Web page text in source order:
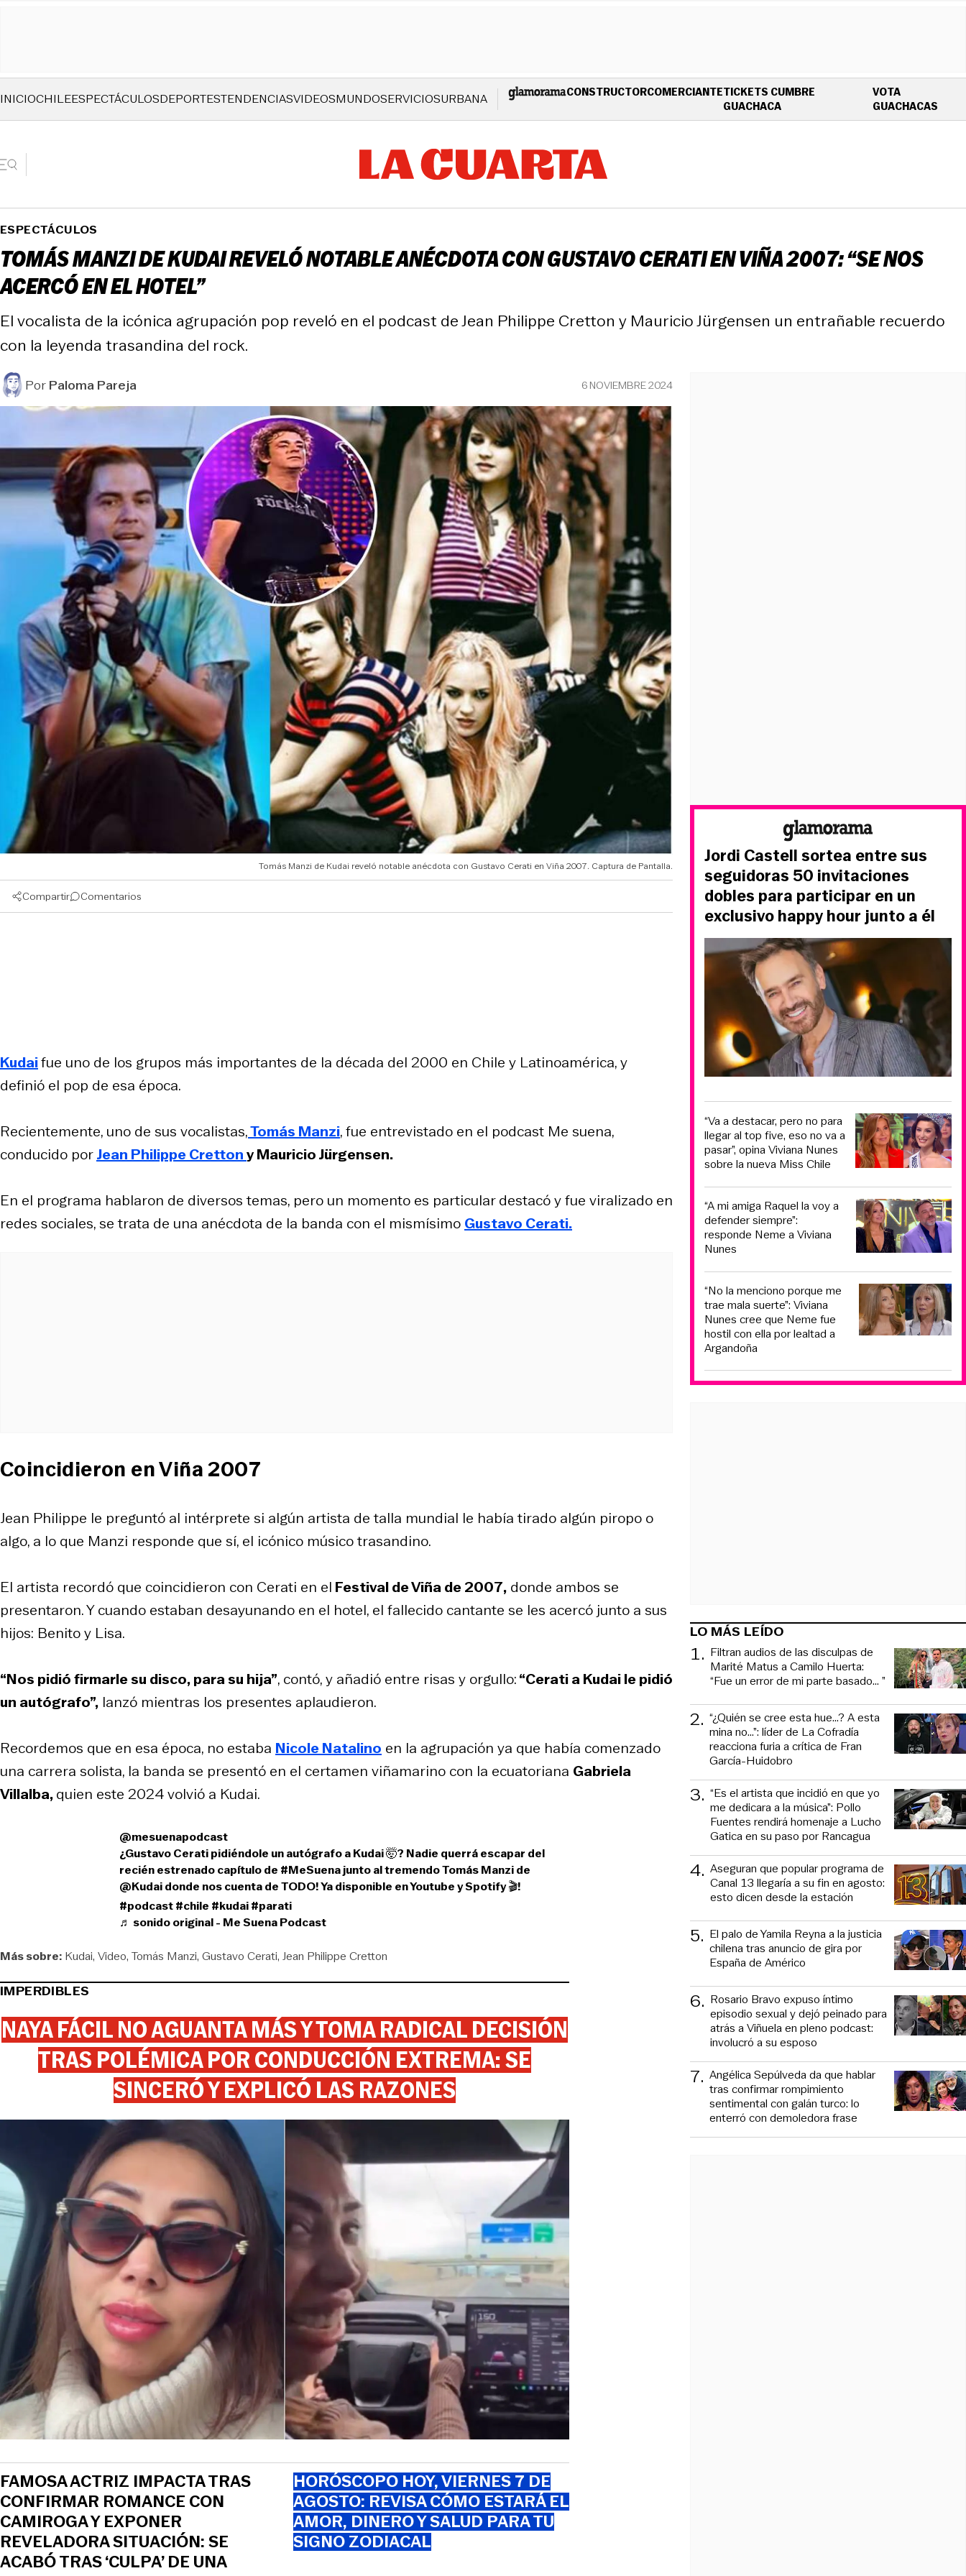
INICIOCHILEESPECTÁCULOSDEPORTESTENDENCIASVIDEOSMUNDOSERVICIOSURBANA CONSTRUCTORCOMERCIANTETICKETS CUMBRE
GUACHACAOPENS IN NEW WINDOW
VOTA
GUACHACAS
ESPECTÁCULOS
TOMÁS MANZI DE KUDAI REVELÓ NOTABLE ANÉCDOTA CON GUSTAVO CERATI EN VIÑA 2007: “SE NOS
ACERCÓ EN EL HOTEL”
El vocalista de la icónica agrupación pop reveló en el podcast de Jean Philippe Cretton y Mauricio Jürgensen un entrañable recuerdo
con la leyenda trasandina del rock.
PorPaloma Pareja 6 NOVIEMBRE 2024
Tomás Manzi de Kudai reveló notable anécdota con Gustavo Cerati en Viña 2007. Captura de Pantalla.
Compartir Comentarios
Kudaifue uno de los grupos más importantes de la década del 2000 en Chile y Latinoamérica, y
definió el pop de esa época.
Recientemente, uno de sus vocalistas,Tomás Manzi, fue entrevistado en el podcast Me suena,
conducido porJean Philippe Crettony Mauricio Jürgensen.
En el programa hablaron de diversos temas, pero un momento es particular destacó y fue viralizado en
redes sociales, se trata de una anécdota de la banda con el mismísimo Gustavo Cerati.
Coincidieron en Viña 2007
Jean Philippe le preguntó al intérprete si algún artista de talla mundial le había tirado algún piropo o
algo, a lo que Manzi responde que sí, el icónico músico trasandino.
El artista recordó que coincidieron con Cerati en el Festival de Viña de 2007, donde ambos se
presentaron. Y cuando estaban desayunando en el hotel, el fallecido cantante se les acercó junto a sus
hijos: Benito y Lisa.
“Nos pidió firmarle su disco, para su hija”, contó, y añadió entre risas y orgullo:“Cerati a Kudai le pidió
un autógrafo”, lanzó mientras los presentes aplaudieron.
Recordemos que en esa época, no estaba Nicole Natalino en la agrupación ya que había comenzado
una carrera solista, la banda se presentó en el certamen viñamarino con la ecuatoriana Gabriela
Villalba,quien este 2024 volvió a Kudai.
@mesuenapodcast
¿Gustavo Cerati pidiéndole un autógrafo a Kudai 🤯? Nadie querrá escapar del
recién estrenado capítulo de #MeSuenajunto al tremendo Tomás Manzi de
@Kudai donde nos cuenta de TODO! Ya disponible en Youtube y Spotify 🎬!
#podcast#chile #kudai#parati
♬ sonido original - Me Suena Podcast
Más sobre: Kudai Video Tomás Manzi Gustavo Cerati Jean Philippe Cretton
IMPERDIBLES
NAYA FÁCIL NO AGUANTA MÁS Y TOMA RADICAL DECISIÓN
TRAS POLÉMICA POR CONDUCCIÓN EXTREMA: SE
SINCERÓ Y EXPLICÓ LAS RAZONES
FAMOSA ACTRIZ IMPACTA TRAS
CONFIRMAR ROMANCE CON
CAMIROGA Y EXPONER
REVELADORA SITUACIÓN: SE
ACABÓ TRAS ‘CULPA’ DE UNA
HORÓSCOPO HOY, VIERNES 7 DE
AGOSTO: REVISA CÓMO ESTARÁ EL
AMOR, DINERO Y SALUD PARA TU
SIGNO ZODIACAL
Jordi Castell sortea entre sus
seguidoras 50 invitaciones
dobles para participar en un
exclusivo happy hour junto a él
“Va a destacar, pero no para
llegar al top five, eso no va a
pasar”, opina Viviana Nunes
sobre la nueva Miss Chile
“A mi amiga Raquel la voy a
defender siempre”:
responde Neme a Viviana
Nunes
“No la menciono porque me
trae mala suerte”: Viviana
Nunes cree que Neme fue
hostil con ella por lealtad a
Argandoña
LO MÁS LEÍDO
1. Filtran audios de las disculpas de
Marité Matus a Camilo Huerta:
“Fue un error de mi parte basado... ”
2. “¿Quién se cree esta hue...? A esta
mina no...”: líder de La Cofradía
reacciona furia a crítica de Fran
García-Huidobro
3. “Es el artista que incidió en que yo
me dedicara a la música”: Pollo
Fuentes rendirá homenaje a Lucho
Gatica en su paso por Rancagua
4. Aseguran que popular programa de
Canal 13 llegaría a su fin en agosto:
esto dicen desde la estación
5. El palo de Yamila Reyna a la justicia
chilena tras anuncio de gira por
España de Américo
6. Rosario Bravo expuso íntimo
episodio sexual y dejó peinado para
atrás a Viñuela en pleno podcast:
involucró a su esposo
7. Angélica Sepúlveda da que hablar
tras confirmar rompimiento
sentimental con galán turco: lo
enterró con demoledora frase